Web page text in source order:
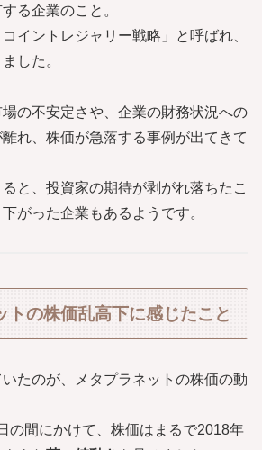
る企業のこと。
イントレジャリー戦略」と呼ばれ、
した。
の不安定さや、企業の財務状況への
れ、株価が急落する事例が出てきて
と、投資家の期待が剥がれ落ちたこ
がった企業もあるようです。
トの株価乱高下に感じたこと
たのが、メタプラネットの株価の動
の間にかけて、株価はまるで2018年